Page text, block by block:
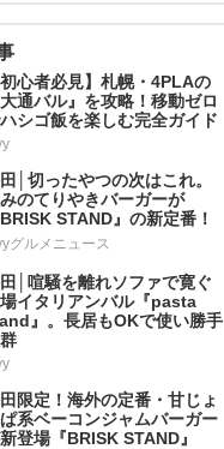
初心者必見】札幌・4PLAの
大通バル』を攻略！移動ゼロ
シゴ飯を楽しむ完全ガイド
│切ったやつの次はこれ。
のてりやきバーガーが
BRISK STAND』の新定番！
グルメニュース
│喧騒を離れソファで寛ぐ
イタリアンバル『pasta
』。長居もOKで使い勝手
限定！海外の定番・甘じょ
系ベーコンジャムバーガー
登場『BRISK STAND』